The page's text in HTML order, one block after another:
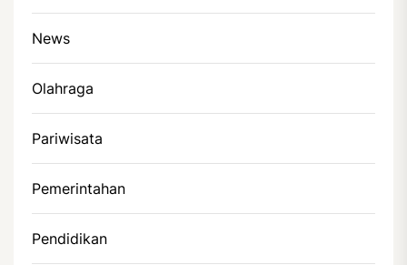
News
Olahraga
Pariwisata
Pemerintahan
Pendidikan